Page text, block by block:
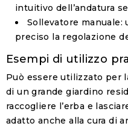
intuitivo dell’andatura
Sollevatore manuale:
preciso la regolazione
Esempi di utilizzo
Può essere utilizzato per
di un grande giardino
raccogliere l’erba e
adatto anche alla cura di